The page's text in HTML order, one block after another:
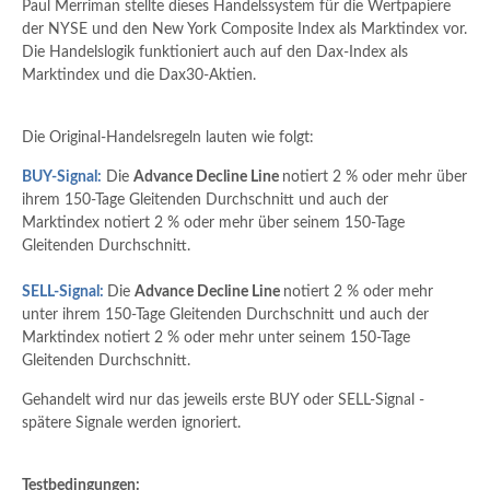
Paul Merriman stellte dieses Handelssystem für die Wertpapiere
der NYSE und den New York Composite Index als Marktindex vor.
Die Handelslogik funktioniert auch auf den Dax-Index als
Marktindex und die Dax30-Aktien.
Die Original-Handelsregeln lauten wie folgt:
BUY-Signal: Die Advance Decline Line notiert 2 % oder mehr über
ihrem 150-Tage Gleitenden Durchschnitt und auch der
Marktindex notiert 2 % oder mehr über seinem 150-Tage
Gleitenden Durchschnitt.
SELL-Signal: Die Advance Decline Line notiert 2 % oder mehr
unter ihrem 150-Tage Gleitenden Durchschnitt und auch der
Marktindex notiert 2 % oder mehr unter seinem 150-Tage
Gleitenden Durchschnitt.
Gehandelt wird nur das jeweils erste BUY oder SELL-Signal -
spätere Signale werden ignoriert.
Testbedingungen: